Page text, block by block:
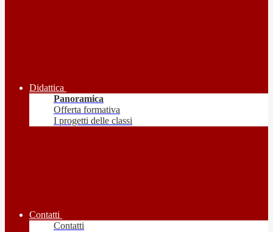
Didattica
Panoramica
Offerta formativa
I progetti delle classi
Contatti
Contatti